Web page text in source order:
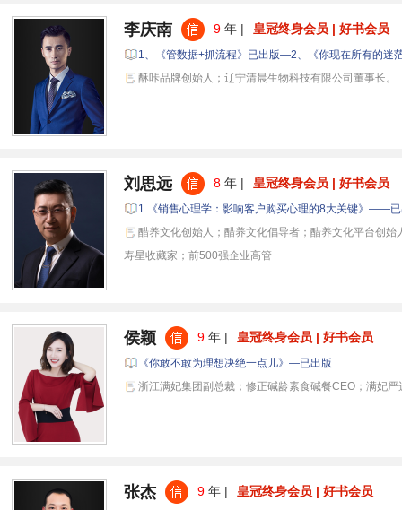
李庆南 9年 | 皇冠终身会员 | 好书会员
1、《管数据+抓流程》已出版—2、《你现在所有的迷
酥咔品牌创始人；辽宁清晨生物科技有限公司董事长。
刘思远 8年 | 皇冠终身会员 | 好书会员
1.《销售心理学：影响客户购买心理的8大关键》——
醋养文化创始人；醋养文化倡导者；醋养文化平台创始
寿星收藏家；前500强企业高管
侯颖 9年 | 皇冠终身会员 | 好书会员
《你敢不敢为理想决绝一点儿》—已出版
浙江满妃集团副总裁；修正碱龄素食碱餐CEO；满妃严
张杰 9年 | 皇冠终身会员 | 好书会员